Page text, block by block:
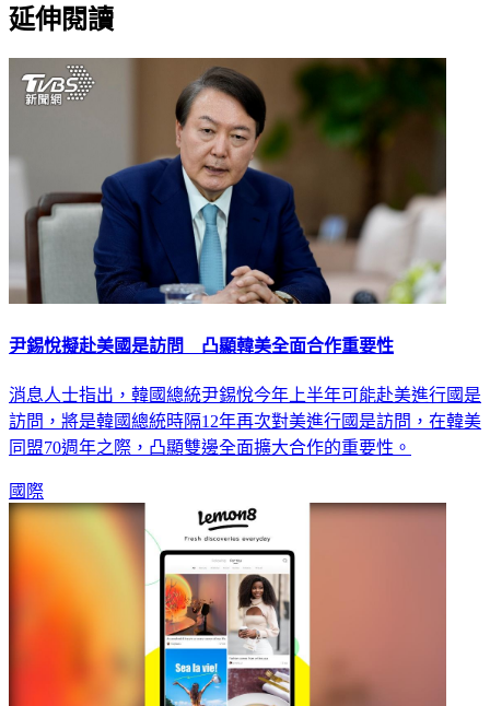
延伸閱讀
尹錫悅擬赴美國是訪問 凸顯韓美全面合作重要性
消息人士指出，韓國總統尹錫悅今年上半年可能赴美進行國是
訪問，將是韓國總統時隔12年再次對美進行國是訪問，在韓美
同盟70週年之際，凸顯雙邊全面擴大合作的重要性。
國際